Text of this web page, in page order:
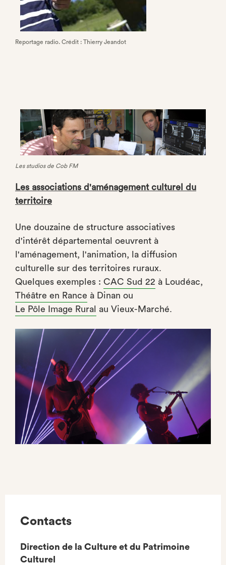
Reportage radio. Crédit : Thierry Jeandot
Les studios de Cob FM
Les associations d'aménagement culturel du
territoire
Une douzaine de structure associatives
d'intérêt départemental oeuvrent à
l'aménagement, l'animation, la diffusion
culturelle sur des territoires ruraux.
Quelques exemples : CAC Sud 22 à Loudéac,
Théâtre en Rance à Dinan ou
Le Pôle Image Rural
au Vieux-Marché.
Contacts
Direction de la Culture et du Patrimoine
Culturel